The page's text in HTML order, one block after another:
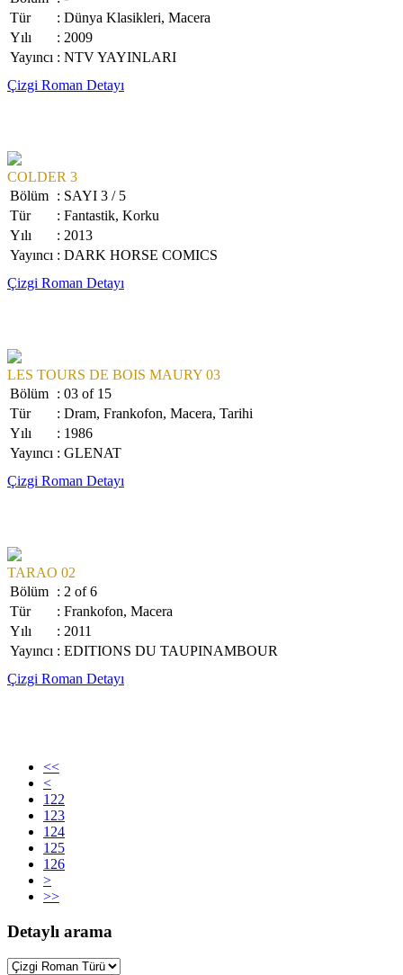
Tür
: Dünya Klasikleri, Macera
Yılı
: 2009
Yayıncı : NTV YAYINLARI
Çizgi Roman Detayı
COLDER 3
Bölüm : SAYI 3 / 5
Tür
: Fantastik, Korku
Yılı
: 2013
Yayıncı : DARK HORSE COMICS
Çizgi Roman Detayı
LES TOURS DE BOIS MAURY 03
Bölüm : 03 of 15
Tür
: Dram, Frankofon, Macera, Tarihi
Yılı
: 1986
Yayıncı : GLENAT
Çizgi Roman Detayı
TARAO 02
Bölüm : 2 of 6
Tür
: Frankofon, Macera
Yılı
: 2011
Yayıncı : EDITIONS DU TAUPINAMBOUR
Çizgi Roman Detayı
<<
<
122
123
124
125
126
>
>>
Detaylı arama